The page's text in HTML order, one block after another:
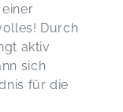
Durch
aktiv
sich
für die